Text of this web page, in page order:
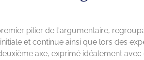
pilier de l'argumentaire,
et continue ainsi que lors des
axe, exprimé idéalement